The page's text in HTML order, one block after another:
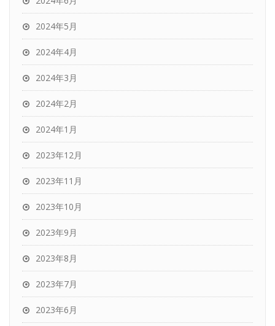
2024年5月
2024年4月
2024年3月
2024年2月
2024年1月
2023年12月
2023年11月
2023年10月
2023年9月
2023年8月
2023年7月
2023年6月